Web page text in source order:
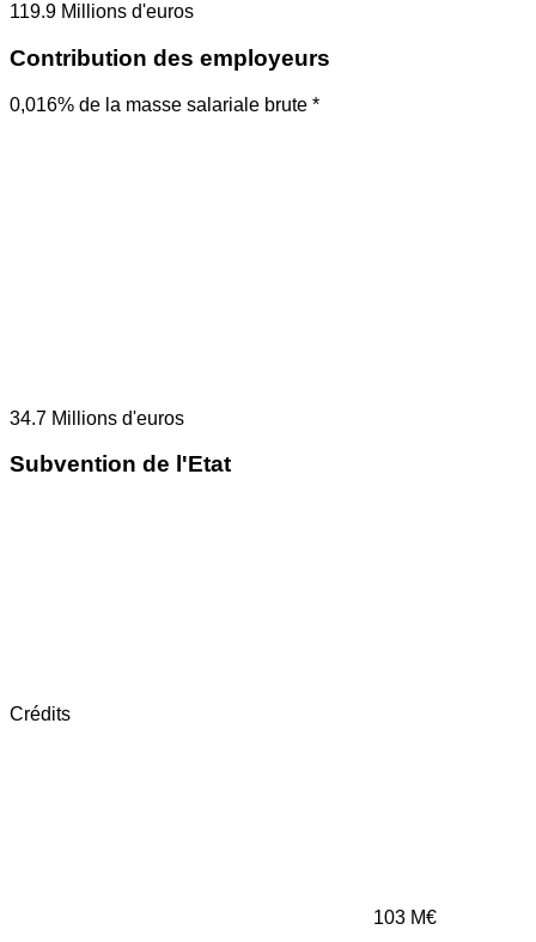
119.9 Millions d'euros
Contribution des employeurs
0,016% de la masse salariale brute *
34.7 Millions d'euros
Subvention de l'Etat
Crédits
103 M€